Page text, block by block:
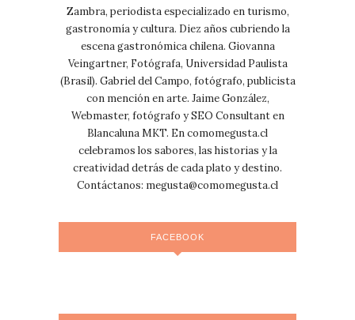
Zambra, periodista especializado en turismo,
gastronomía y cultura. Diez años cubriendo la
escena gastronómica chilena. Giovanna
Veingartner, Fotógrafa, Universidad Paulista
(Brasil). Gabriel del Campo, fotógrafo, publicista
con mención en arte. Jaime González,
Webmaster, fotógrafo y SEO Consultant en
Blancaluna MKT. En comomegusta.cl
celebramos los sabores, las historias y la
creatividad detrás de cada plato y destino.
Contáctanos: megusta@comomegusta.cl
FACEBOOK